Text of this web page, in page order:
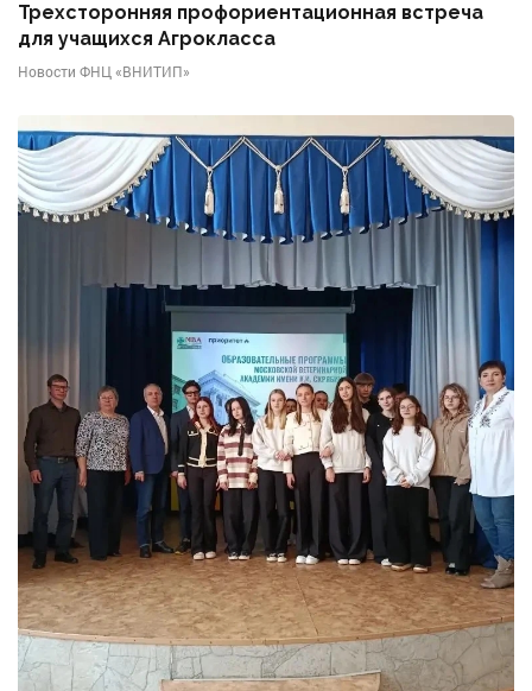
Трехсторонняя профориентационная встреча
для учащихся Агрокласса
Новости ФНЦ «ВНИТИП»